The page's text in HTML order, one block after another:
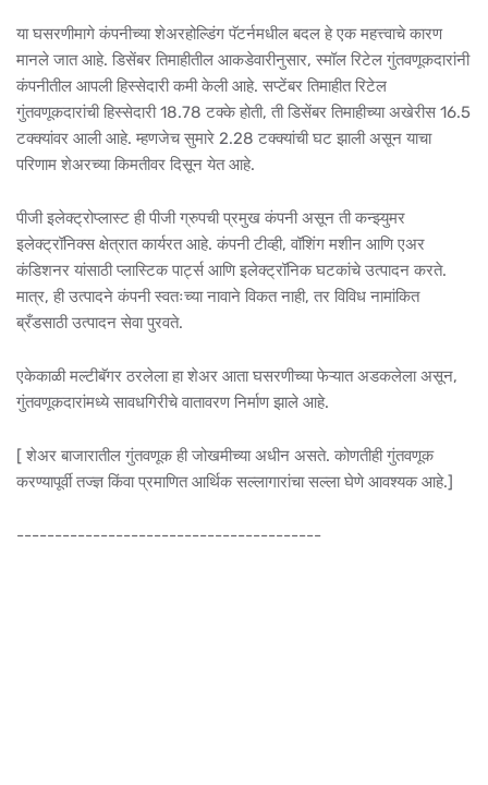
या घसरणीमागे कंपनीच्या शेअरहोल्डिंग पॅटर्नमधील बदल हे एक महत्त्वाचे कारण
मानले जात आहे. डिसेंबर तिमाहीतील आकडेवारीनुसार, स्मॉल रिटेल गुंतवणूकदारांनी
कंपनीतील आपली हिस्सेदारी कमी केली आहे. सप्टेंबर तिमाहीत रिटेल
गुंतवणूकदारांची हिस्सेदारी 18.78 टक्के होती, ती डिसेंबर तिमाहीच्या अखेरीस 16.5
टक्क्यांवर आली आहे. म्हणजेच सुमारे 2.28 टक्क्यांची घट झाली असून याचा
परिणाम शेअरच्या किमतीवर दिसून येत आहे.
पीजी इलेक्ट्रोप्लास्ट ही पीजी ग्रुपची प्रमुख कंपनी असून ती कन्झ्युमर
इलेक्ट्रॉनिक्स क्षेत्रात कार्यरत आहे. कंपनी टीव्ही, वॉशिंग मशीन आणि एअर
कंडिशनर यांसाठी प्लास्टिक पार्ट्स आणि इलेक्ट्रॉनिक घटकांचे उत्पादन करते.
मात्र, ही उत्पादने कंपनी स्वतःच्या नावाने विकत नाही, तर विविध नामांकित
ब्रँडसाठी उत्पादन सेवा पुरवते.
एकेकाळी मल्टीबॅगर ठरलेला हा शेअर आता घसरणीच्या फेऱ्यात अडकलेला असून,
गुंतवणूकदारांमध्ये सावधगिरीचे वातावरण निर्माण झाले आहे.
[ शेअर बाजारातील गुंतवणूक ही जोखमीच्या अधीन असते. कोणतीही गुंतवणूक
करण्यापूर्वी तज्ज्ञ किंवा प्रमाणित आर्थिक सल्लागारांचा सल्ला घेणे आवश्यक आहे.]
----------------------------------------